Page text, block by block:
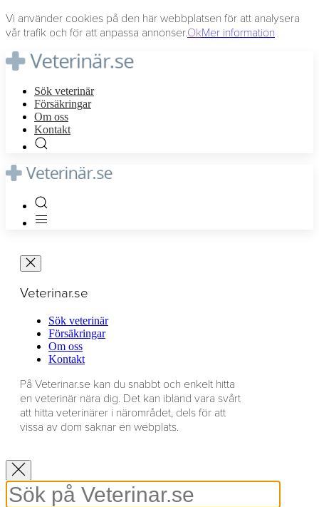
Vi använder cookies på den här webbplatsen för att analysera
vår trafik och för att anpassa annonser.OkMer information
Sök veterinär
Försäkringar
Om oss
Kontakt
Veterinar.se
Sök veterinär
Försäkringar
Om oss
Kontakt
På Veterinar.se kan du snabbt och enkelt hitta
en veterinär nära dig. Det kan ibland vara svårt
att hitta veterinärer i närområdet, dels för att
vissa av dom saknar en webplats.